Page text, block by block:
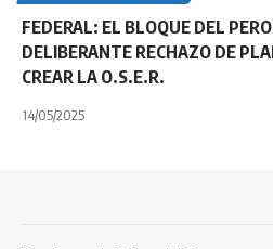
FEDERAL: EL BLOQUE DEL
DELIBERANTE RECHAZO DE
CREAR LA O.S.E.R.
14/05/2025